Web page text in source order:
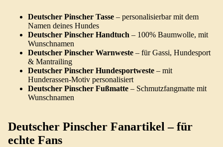
Deutscher Pinscher Tasse – personalisierbar mit dem
Namen deines Hundes
Deutscher Pinscher Handtuch – 100% Baumwolle, mit
Wunschnamen
Deutscher Pinscher Warnweste – für Gassi, Hundesport
& Mantrailing
Deutscher Pinscher Hundesportweste – mit
Hunderassen-Motiv personalisiert
Deutscher Pinscher Fußmatte – Schmutzfangmatte mit
Wunschnamen
Deutscher Pinscher Fanartikel – für
echte Fans